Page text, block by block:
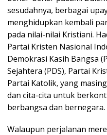
sesudahnya, berbagai
menghidupkan kembali
pada nilai-nilai Kristiani.
Partai Kristen Nasional
Demokrasi Kasih Bangsa
Sejahtera (PDS), Partai
Partai Katolik, yang
dan cita-cita untuk
berbangsa dan bernegara.
Walaupun perjalanan